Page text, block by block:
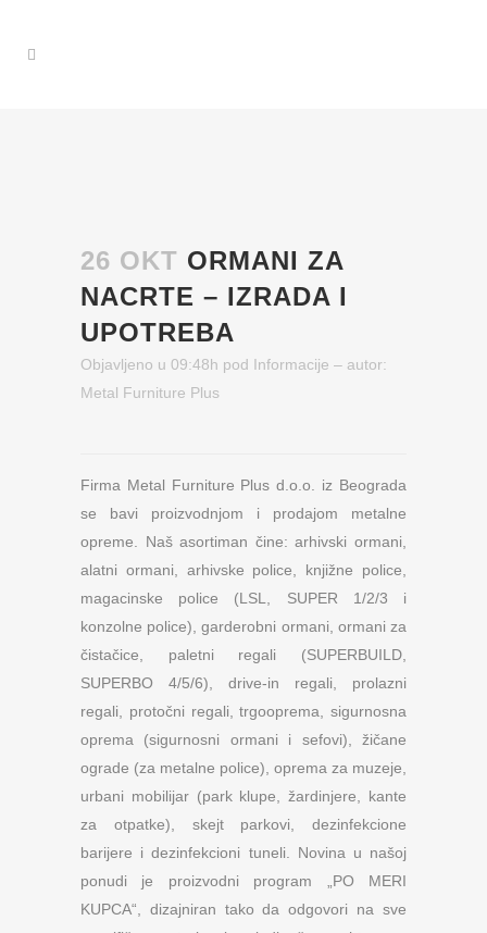
26 OKT ORMANI ZA
NACRTE – IZRADA I
UPOTREBA
Objavljeno u 09:48h pod Informacije – autor:
Metal Furniture Plus
Firma Metal Furniture Plus d.o.o. iz Beograda
se bavi proizvodnjom i prodajom metalne
opreme. Naš asortiman čine: arhivski ormani,
alatni ormani, arhivske police, knjižne police,
magacinske police (LSL, SUPER 1/2/3 i
konzolne police), garderobni ormani, ormani za
čistačice, paletni regali (SUPERBUILD,
SUPERBO 4/5/6), drive-in regali, prolazni
regali, protočni regali, trgooprema, sigurnosna
oprema (sigurnosni ormani i sefovi), žičane
ograde (za metalne police), oprema za muzeje,
urbani mobilijar (park klupe, žardinjere, kante
za otpatke), skejt parkovi, dezinfekcione
barijere i dezinfekcioni tuneli. Novina u našoj
ponudi je proizvodni program „PO MERI
KUPCA“, dizajniran tako da odgovori na sve